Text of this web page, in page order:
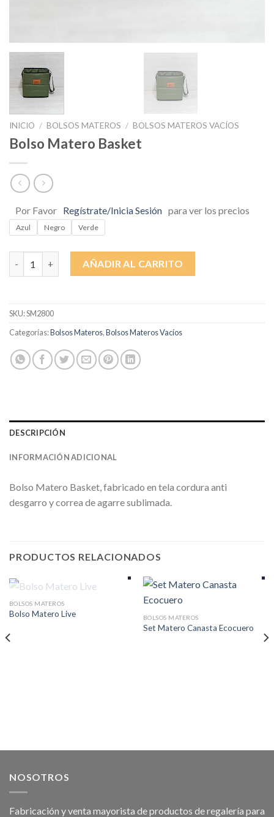
INICIO / BOLSOS MATEROS / BOLSOS MATEROS VACÍOS
Bolso Matero Basket
Por Favor Regístrate/Inicia Sesión para ver los precios
Azul Negro Verde
Bolso Matero Basket cantidadAÑADIR AL CARRITO
SKU:SM2800
Categorías:Bolsos Materos,Bolsos Materos Vacíos
DESCRIPCIÓN
INFORMACIÓN ADICIONAL
Bolso Matero Basket, fabricado en tela cordura anti
desgarro y correa de agarre sublimada.
PRODUCTOS RELACIONADOS
SIN EXISTENCIAS
BOLSOS MATEROS
Bolso Matero Live BOLSOS MATEROS
Set Matero Canasta Ecocuero
NOSOTROS
Fabricación y venta mayorista de productos de regalería para